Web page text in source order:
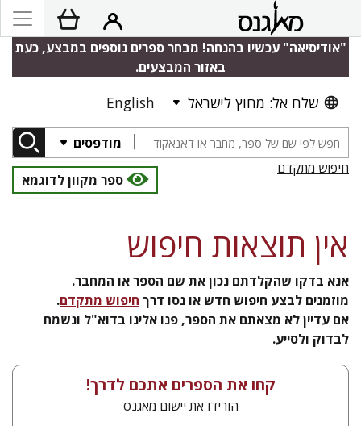
"אודיסיאה" עכשיו בהנחה! מבחר ספרים נוספים במבצע, כעת
באזור המבצעים.
שלח אל: מחוץ לישראל English
מודפסים
חיפוש מתקדם
ספר מקוון לדוגמא
אין תוצאות חיפוש
אנא בדקו שהקלדתם נכון את שם הספר או המחבר.
מוזמנים לבצע חיפוש חדש או נסו דרך חיפוש מתקדם.
אם עדיין לא מצאתם את הספר, פנו אלינו בדוא"ל ונשמח
לבדוק ולסייע.
קחו את הספרים אתכם לדרך!
הורידו את יישום מאגנס